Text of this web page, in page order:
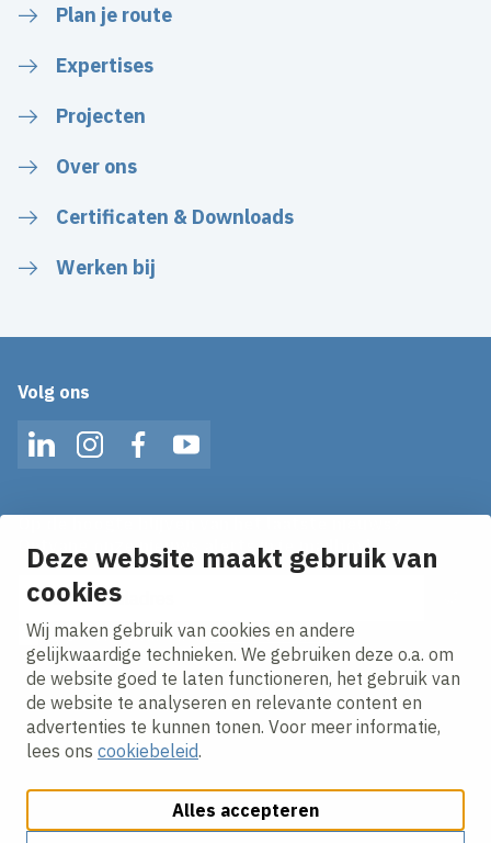
Deze website maakt gebruik van
cookies
Wij maken gebruik van cookies en andere
gelijkwaardige technieken. We gebruiken deze o.a. om
de website goed te laten functioneren, het gebruik van
de website te analyseren en relevante content en
advertenties te kunnen tonen. Voor meer informatie,
lees ons cookiebeleid.
Alles accepteren
Plan je route
Expertises
Projecten
Over ons
Certificaten & Downloads
Werken bij
Volg ons
LinkedInInstagramFacebookYouTube
Ontvang onze nieuws alerts in je mailbox!
E-mailadres
Ik ga akkoord met hetprivacy statement.
Cookies aanpassenCookie beleidPrivacy policy